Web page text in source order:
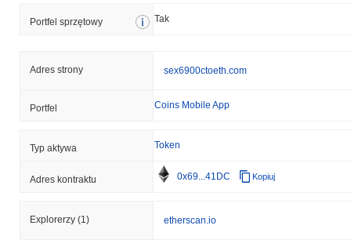
Portfel sprzętowy Tak
Adres strony sex6900ctoeth.com
Portfel Coins Mobile App
Typ aktywa Token
Adres kontraktu 0x69...41DC Kopiuj
Explorerzy (1) etherscan.io